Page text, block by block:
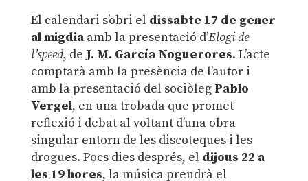
El calendari s’obri el dissabte 17 de gener
al migdiaamb la presentació d’Elogi de
l’speed, de J. M. García Noguerores. L’acte
comptarà amb la presència de l’autor i
amb la presentació del sociòleg Pablo
Vergel, en una trobada que promet
reflexió i debat al voltant d’una obra
singular entorn de les discoteques i les
drogues. Pocs dies després, el dijous 22 a
les 19 hores, la música prendrà el